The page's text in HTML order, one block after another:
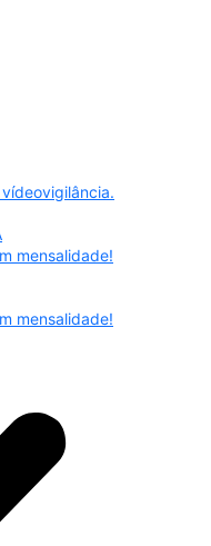
mensalidade!
mensalidade!